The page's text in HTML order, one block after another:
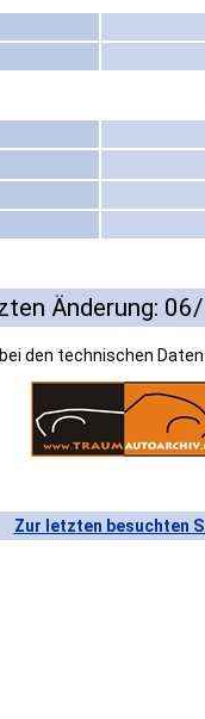
Änderung:
den technischen
Zur letzten besuchten